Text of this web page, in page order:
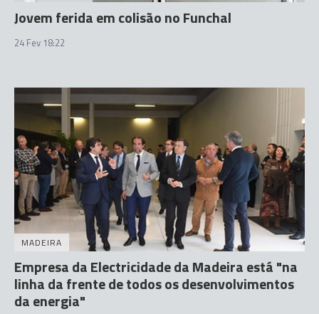
Jovem ferida em colisão no Funchal
24 Fev 18:22
MADEIRA
Empresa da Electricidade da Madeira está "na
linha da frente de todos os desenvolvimentos
da energia"